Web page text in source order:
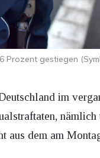
gestiegen
im
aus dem am